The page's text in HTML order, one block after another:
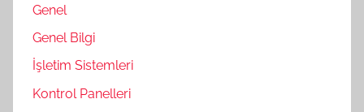
Genel
Genel Bilgi
İşletim Sistemleri
Kontrol Panelleri